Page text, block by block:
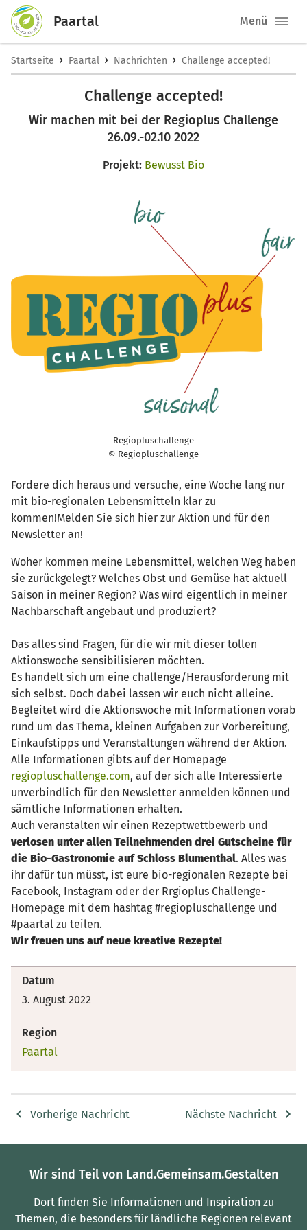
Paartal Menü
Startseite › Paartal › Nachrichten › Challenge accepted!
Challenge accepted!
Wir machen mit bei der Regioplus Challenge
26.09.-02.10 2022
Projekt: Bewusst Bio
Regiopluschallenge
© Regiopluschallenge
Fordere dich heraus und versuche, eine Woche lang nur
mit bio-regionalen Lebensmitteln klar zu
kommen!Melden Sie sich hier zur Aktion und für den
Newsletter an!
Woher kommen meine Lebensmittel, welchen Weg haben
sie zurückgelegt? Welches Obst und Gemüse hat aktuell
Saison in meiner Region? Was wird eigentlich in meiner
Nachbarschaft angebaut und produziert?
Das alles sind Fragen, für die wir mit dieser tollen
Aktionswoche sensibilisieren möchten.
Es handelt sich um eine challenge/Herausforderung mit
sich selbst. Doch dabei lassen wir euch nicht alleine.
Begleitet wird die Aktionswoche mit Informationen vorab
rund um das Thema, kleinen Aufgaben zur Vorbereitung,
Einkaufstipps und Veranstaltungen während der Aktion.
Alle Informationen gibts auf der Homepage
regiopluschallenge.com, auf der sich alle Interessierte
unverbindlich für den Newsletter anmelden können und
sämtliche Informationen erhalten.
Auch veranstalten wir einen Rezeptwettbewerb und
verlosen unter allen Teilnehmenden drei Gutscheine für
die Bio-Gastronomie auf Schloss Blumenthal. Alles was
ihr dafür tun müsst, ist eure bio-regionalen Rezepte bei
Facebook, Instagram oder der Rrgioplus Challenge-
Homepage mit dem hashtag #regiopluschallenge und
#paartal zu teilen.
Wir freuen uns auf neue kreative Rezepte!
Datum
3. August 2022
Region
Paartal
Vorherige Nachricht Nächste Nachricht
Wir sind Teil von Land.Gemeinsam.Gestalten
Dort finden Sie Informationen und Inspiration zu
Themen, die besonders für ländliche Regionen relevant